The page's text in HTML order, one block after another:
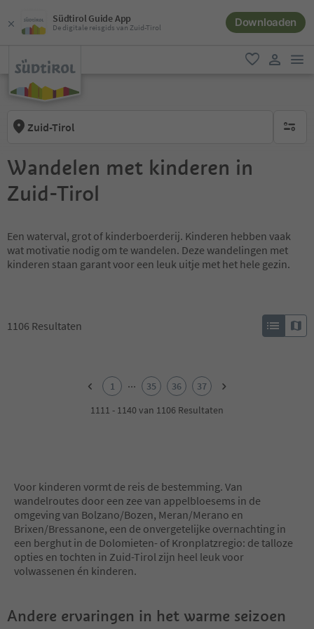
Südtirol Guide App
De digitale reisgids van Zuid-Tirol Downloaden
favoriet
Zuid-Tirol geen
Wandelen met kinderen in
Zuid-Tirol
Een waterval, grot of kinderboerderij. Kinderen hebben vaak
wat motivatie nodig om te wandelen. Deze wandelingen met
kinderen staan garant voor een leuk uitje met het hele gezin.
1106 Resultaten
10
11
12
13
14
15
16
19
1 ... 35 36
37
1111 - 1140 van 1106 Resultaten
Voor kinderen vormt de reis de bestemming. Van
wandelroutes door een zee van appelbloesems in de
omgeving van Bolzano/Bozen, Meran/Merano en
Brixen/Bressanone, een de onvergetelijke overnachting in
een berghut in de Dolomieten- of Kronplatzregio: de talloze
opties en tochten in Zuid-Tirol zijn heel leuk voor
volwassenen én kinderen.
Andere ervaringen in het warme seizoen